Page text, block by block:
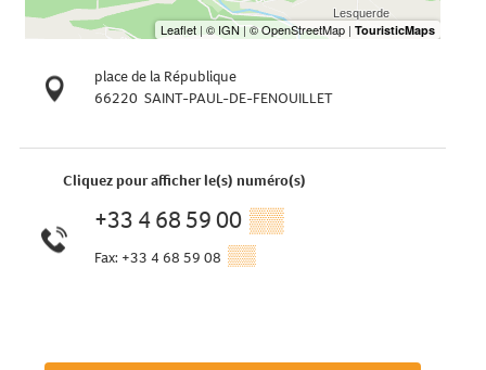
place de la République
66220 SAINT-PAUL-DE-FENOUILLET
Cliquez pour afficher le(s) numéro(s)
+33 4 68 59 00 ▒▒
Fax: +33 4 68 59 08 ▒▒